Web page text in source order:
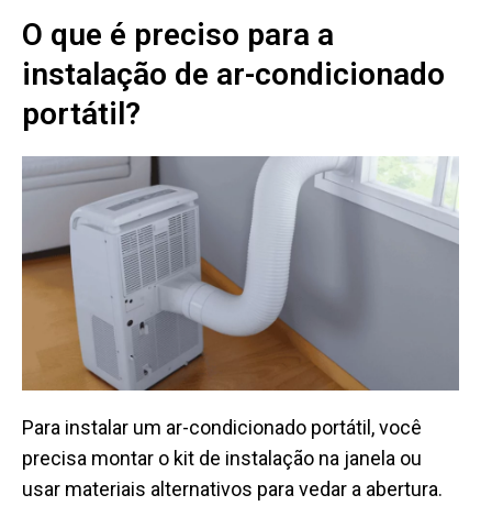
O que é preciso para a
instalação de ar-condicionado
portátil?
Para instalar um ar-condicionado portátil, você
precisa montar o kit de instalação na janela ou
usar materiais alternativos para vedar a abertura.